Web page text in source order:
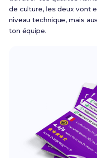
de culture, les deux vont
niveau technique, mais
ton équipe.